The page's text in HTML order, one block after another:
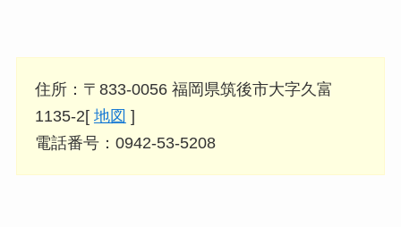
住所：〒833-0056 福岡県筑後市大字久富
1135-2[ 地図 ]
電話番号：0942-53-5208